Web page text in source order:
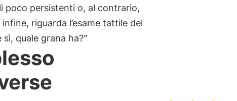
poco persistenti o, al contrario,
infine, riguarda l’esame tattile del
sì, quale grana ha?"